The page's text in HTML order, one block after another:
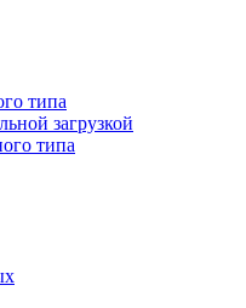
типа
загрузкой
типа